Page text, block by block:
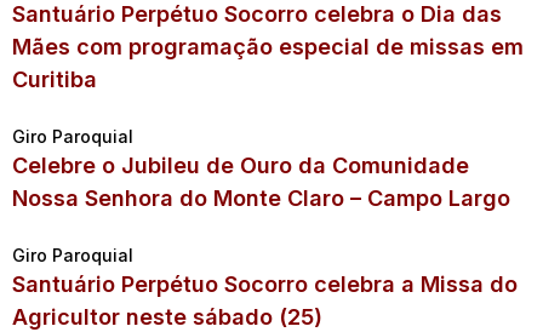
Santuário Perpétuo Socorro celebra o Dia das
Mães com programação especial de missas em
Curitiba
Giro Paroquial
Celebre o Jubileu de Ouro da Comunidade
Nossa Senhora do Monte Claro – Campo Largo
Giro Paroquial
Santuário Perpétuo Socorro celebra a Missa do
Agricultor neste sábado (25)